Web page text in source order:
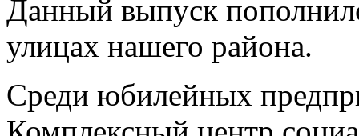
Данный выпуск
улицах нашего района.
Среди юбилейных